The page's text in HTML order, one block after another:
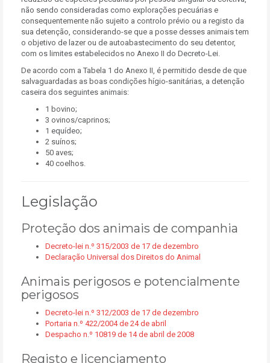
não sendo consideradas como explorações pecuárias e
consequentemente não sujeito a controlo prévio ou a registo da
sua detenção, considerando-se que a posse desses animais tem
o objetivo de lazer ou de autoabastecimento do seu detentor,
com os limites estabelecidos no Anexo II do Decreto-Lei.
De acordo com a Tabela 1 do Anexo II, é permitido desde de que
salvaguardadas as boas condições hígio-sanitárias, a detenção
caseira dos seguintes animais:
1 bovino;
3 ovinos/caprinos;
1 equídeo;
2 suínos;
50 aves;
40 coelhos.
Legislação
Proteção dos animais de companhia
Decreto-lei n.º 315/2003 de 17 de dezembro
Declaração Universal dos Direitos do Animal
Animais perigosos e potencialmente
perigosos
Decreto-lei n.º 312/2003 de 17 de dezembro
Portaria n.º 422/2004 de 24 de abril
Despacho n.º 10819 de 14 de abril de 2008
Registo e licenciamento